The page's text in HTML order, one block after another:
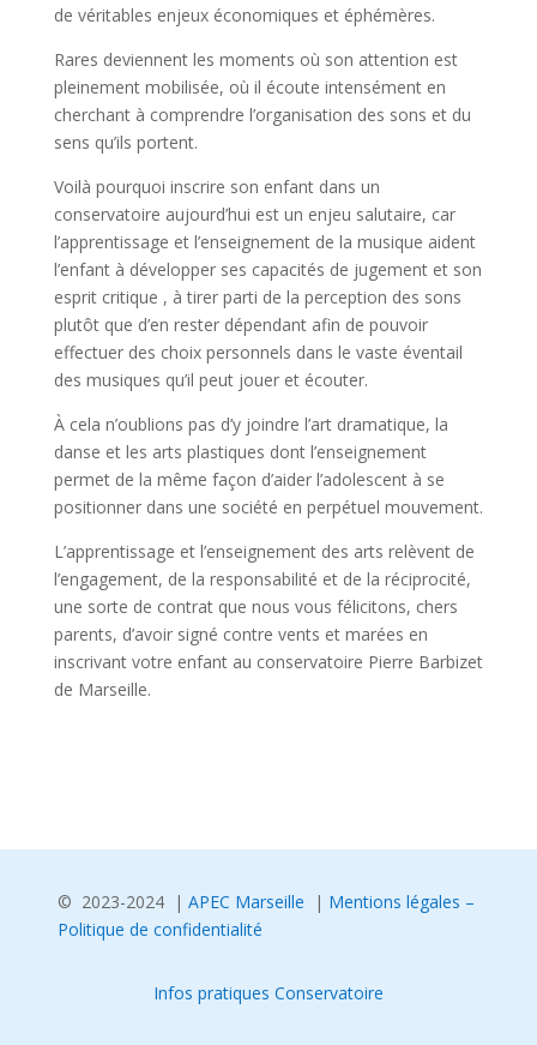
de véritables enjeux économiques et éphémères.
Rares deviennent les moments où son attention est
pleinement mobilisée, où il écoute intensément en
cherchant à comprendre l’organisation des sons et du
sens qu’ils portent.
Voilà pourquoi inscrire son enfant dans un
conservatoire aujourd’hui est un enjeu salutaire, car
l’apprentissage et l’enseignement de la musique aident
l’enfant à développer ses capacités de jugement et son
esprit critique , à tirer parti de la perception des sons
plutôt que d’en rester dépendant afin de pouvoir
effectuer des choix personnels dans le vaste éventail
des musiques qu’il peut jouer et écouter.
À cela n’oublions pas d’y joindre l’art dramatique, la
danse et les arts plastiques dont l’enseignement
permet de la même façon d’aider l’adolescent à se
positionner dans une société en perpétuel mouvement.
L’apprentissage et l’enseignement des arts relèvent de
l’engagement, de la responsabilité et de la réciprocité,
une sorte de contrat que nous vous félicitons, chers
parents, d’avoir signé contre vents et marées en
inscrivant votre enfant au conservatoire Pierre Barbizet
de Marseille.
© 2023-2024 | APEC Marseille | Mentions légales –
Politique de confidentialité
Infos pratiques Conservatoire